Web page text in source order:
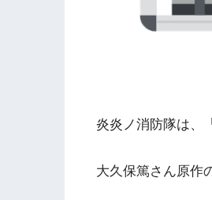
炎炎ノ消防隊は、
大久保篤さん原作